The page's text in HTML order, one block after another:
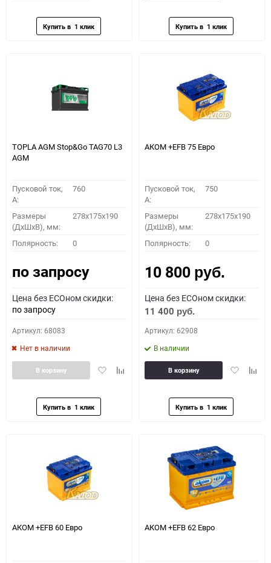
TOPLA AGM Stop&Go TAG70 L3
AGM
Пусковой ток,
A:
760
Размеры
(ДхШхВ), мм:
278x175x190
Полярность: 0
по запросу
Цена без ECOном скидки:
по запросу
Артикул: 68083
Нет в наличии
ДобавитьДобавить
В корзину
АКОМ +EFB 75 Евро
Пусковой ток,
A:
750
Размеры
(ДхШхВ), мм:
278x175x190
Полярность: 0
10 800 руб.
Цена без ECOном скидки:
11 400 руб.
Артикул: 62908
В наличии
Добавить
В корзину
АКОМ +EFB 60 Евро АКОМ +EFB 62 Евро